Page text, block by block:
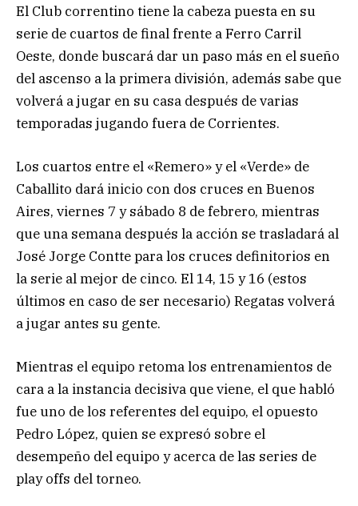
El Club correntino tiene la cabeza puesta en su
serie de cuartos de final frente a Ferro Carril
Oeste, donde buscará dar un paso más en el sueño
del ascenso a la primera división, además sabe que
volverá a jugar en su casa después de varias
temporadas jugando fuera de Corrientes.
Los cuartos entre el «Remero» y el «Verde» de
Caballito dará inicio con dos cruces en Buenos
Aires, viernes 7 y sábado 8 de febrero, mientras
que una semana después la acción se trasladará al
José Jorge Contte para los cruces definitorios en
la serie al mejor de cinco. El 14, 15 y 16 (estos
últimos en caso de ser necesario) Regatas volverá
a jugar antes su gente.
Mientras el equipo retoma los entrenamientos de
cara a la instancia decisiva que viene, el que habló
fue uno de los referentes del equipo, el opuesto
Pedro López, quien se expresó sobre el
desempeño del equipo y acerca de las series de
play offs del torneo.